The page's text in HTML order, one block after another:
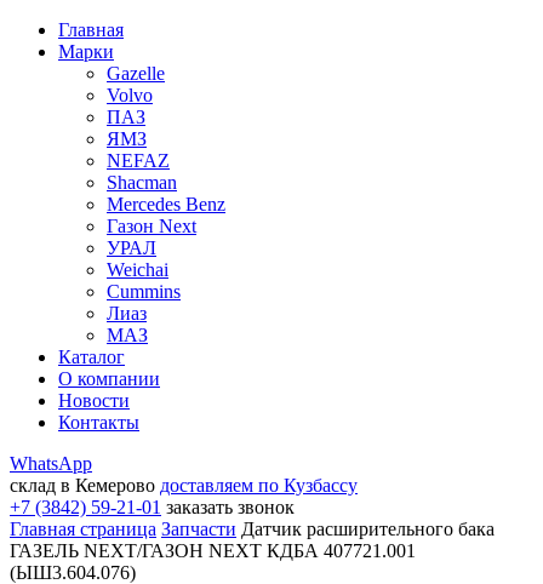
Главная
Марки
Gazelle
Volvo
ПАЗ
ЯМЗ
NEFAZ
Shacman
Mercedes Benz
Газон Next
УРАЛ
Weichai
Cummins
Лиаз
МАЗ
Каталог
О компании
Новости
Контакты
WhatsApp
склад в Кемерово доставляем по Кузбассу
+7 (3842) 59-21-01 заказать звонок
Главная страница Запчасти Датчик расширительного бака
ГАЗЕЛЬ NEXT/ГАЗОН NEXT КДБА 407721.001
(ЫШ3.604.076)